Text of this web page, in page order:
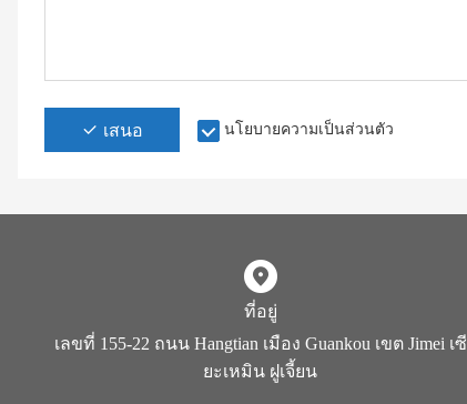
เสนอ นโยบายความเป็นส่วนตัว
ที่อยู่
เลขที่ 155-22 ถนน Hangtian เมือง Guankou เขต Jimei เซี
ยะเหมิน ฝูเจี้ยน